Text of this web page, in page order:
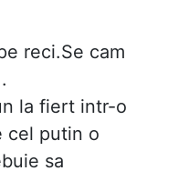
reci.Se cam
la fiert intr-o
cel putin o
sa